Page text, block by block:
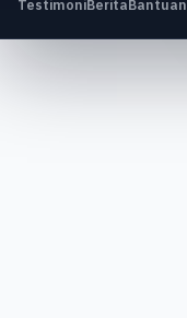
TestimoniBeritaBantuan